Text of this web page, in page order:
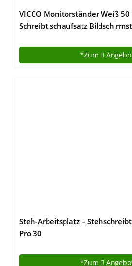
VICCO Monitorständer Weiß 50
Schreibtischaufsatz
*Zum
Steh-Arbeitsplatz –
Pro 30
*Zum